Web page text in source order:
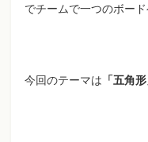
でチームで一つのボード
今回のテーマは 「五角形